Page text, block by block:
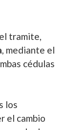
tramite,
, mediante el
cédulas
los
el cambio